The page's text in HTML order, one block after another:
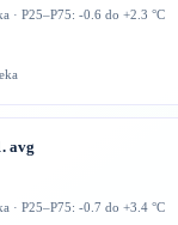
· P25–P75: -0.6 do +2.3 °C
avg
· P25–P75: -0.7 do +3.4 °C